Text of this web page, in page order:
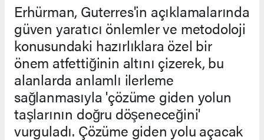
Erhürman, Guterres'in açıklamalarında
güven yaratıcı önlemler ve metodoloji
konusundaki hazırlıklara özel bir
önem atfettiğinin altını çizerek, bu
alanlarda anlamlı ilerleme
sağlanmasıyla 'çözüme giden yolun
taşlarının doğru döşeneceğini'
vurguladı. Çözüme giden yolu açacak